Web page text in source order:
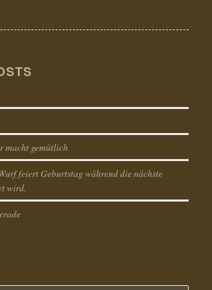
macht gemütlich
feiert Geburtstag während die nächste
wird.